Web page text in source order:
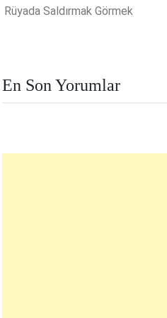
Rüyada Saldırmak Görmek
En Son Yorumlar